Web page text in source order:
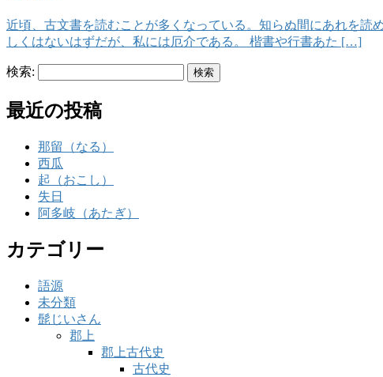
近頃、古文書を読むことが多くなっている。知らぬ間にあれを
しくはないはずだが、私には厄介である。 楷書や行書あた […]
検索:
最近の投稿
那留（なる）
西瓜
起（おこし）
失日
阿多岐（あたぎ）
カテゴリー
語源
未分類
髭じいさん
郡上
郡上古代史
古代史